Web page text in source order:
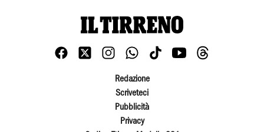
Redazione
Scriveteci
Pubblicità
Privacy